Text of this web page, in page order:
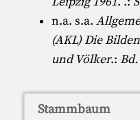
n.a. s.a.
(AKL) Die
und Völker.:
Stammbaum